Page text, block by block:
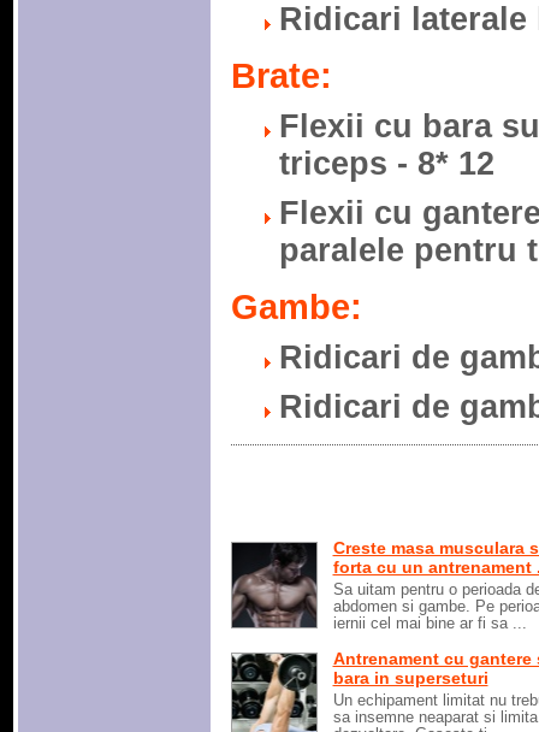
Ridicari laterale
Brate:
Flexii cu bara
triceps - 8* 12
Flexii cu
paralele pentru
Gambe:
Ridicari de
Ridicari de
Creste masa musculara
forta cu un antrenament
Sa uitam pentru o perioada
abdomen si gambe. Pe
iernii cel mai bine ar fi sa ...
Antrenament cu gantere
bara in superseturi
Un echipament limitat nu
sa insemne neaparat si